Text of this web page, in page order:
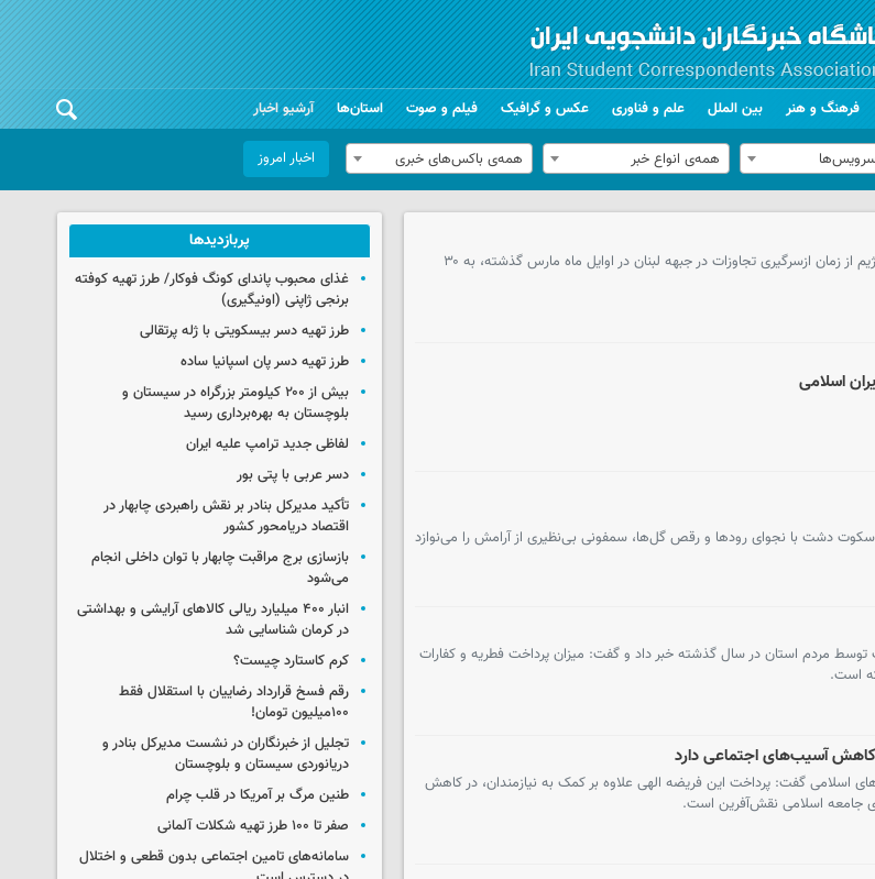
فرهنگ و هنر بین الملل علم و فناوری عکس و گرافیک فیلم و صوت استان‌ها آرشیو اخبار
همه‌ی انواع خبر همه‌ی باکس‌های خبری اخبار امروز
ارتش رژیم صهیونیستی اذعان کرد شمار نظامیان کشته‌شده این رژیم از زمان ازسرگیری تجاوزات در جبهه لبنان در اوایل ماه مارس گذشته، به ۳۰
اسلامی
دشت با نجوای رودها و رقص گل‌ها، سمفونی بی‌نظیری از آرامش را می‌نوازد
از پرداخت ۳۹ میلیارد تومان زکات توسط مردم استان در سال گذشته خبر داد و گفت: میزان پرداخت فطریه و کفارات
آسیب‌های اجتماعی دارد
اسلامی گفت: پرداخت این فریضه الهی علاوه بر کمک به نیازمندان، در کاهش
جامعه اسلامی نقش‌آفرین است.
پربازدیدها
غذای محبوب پاندای کونگ فوکار/ طرز تهیه کوفته
برنجی ژاپنی (اونیگیری)
طرز تهیه دسر بیسکویتی با ژله پرتقالی
طرز تهیه دسر پان اسپانیا ساده
بیش از ۲۰۰ کیلومتر بزرگراه در سیستان و
بلوچستان به بهره‌برداری رسید
لفاظی جدید ترامپ علیه ایران
دسر عربی با پتی بور
تأکید مدیرکل بنادر بر نقش راهبردی چابهار در
اقتصاد دریامحور کشور
بازسازی برج مراقبت چابهار با توان داخلی انجام
می‌شود
انبار ۴۰۰ میلیارد ریالی کالاهای آرایشی و بهداشتی
در کرمان شناسایی شد
کرم کاستارد چیست؟
رقم فسخ قرارداد رضاییان با استقلال فقط
۱۰۰میلیون تومان!
تجلیل از خبرنگاران در نشست مدیرکل بنادر و
دریانوردی سیستان و بلوچستان
طنین مرگ بر آمریکا در قلب چرام
صفر تا ۱۰۰ طرز تهیه شکلات آلمانی
سامانه‌های تامین اجتماعی بدون قطعی و اختلال